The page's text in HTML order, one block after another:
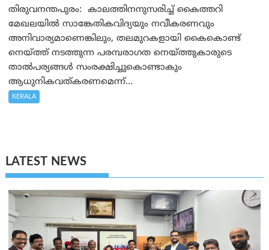
തിരുവനന്തപുരം: കാലത്തിനനുസരിച്ച് കൈത്തറി
മേഖലയിൽ സാങ്കേതികവിദ്യയും നവീകരണവും
അനിവാര്യമാണെങ്കിലും, തലമുറകളായി കൈകൊണ്ട്
നെയ്ത്ത് നടത്തുന്ന പരമ്പരാഗത നെയ്ത്തുകാരുടെ
താൽപര്യങ്ങൾ സംരക്ഷിച്ചുകൊണ്ടാകും
ആധുനികവത്കരണമെന്ന്...
KERALA
LATEST NEWS